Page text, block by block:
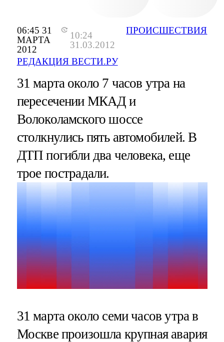
06:45 31
МАРТА
2012
10:24
31.03.2012
РЕДАКЦИЯ ВЕСТИ.РУ
ПРОИСШЕСТВИЯ
31 марта около 7 часов утра на
пересечении МКАД и
Волоколамского шоссе
столкнулись пять автомобилей. В
ДТП погибли два человека, еще
трое пострадали.
31 марта около семи часов утра в
Москве произошла крупная авария